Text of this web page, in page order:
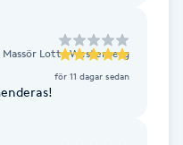
Massör Lotta Westerberg
för 11 dagar sedan